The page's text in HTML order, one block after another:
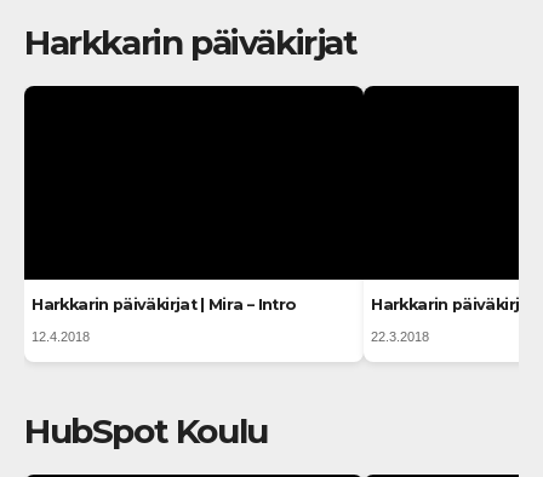
Harkkarin päiväkirjat
Harkkarin päiväkirjat | Mira – Intro
12.4.2018
Harkkarin päiväkirjat
22.3.2018
HubSpot Koulu